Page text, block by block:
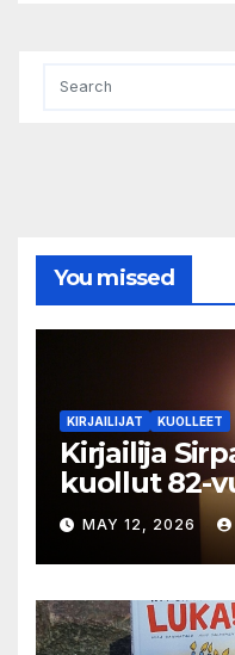
You missed
KIRJAILIJAT KUOLLEET
Kirjailija
kuollut 82-
MAY 12, 2026